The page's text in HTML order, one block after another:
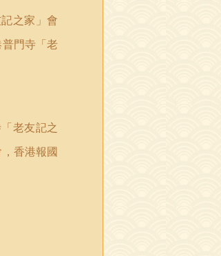
之家」會
門寺「老
老友記之
， 香港報國